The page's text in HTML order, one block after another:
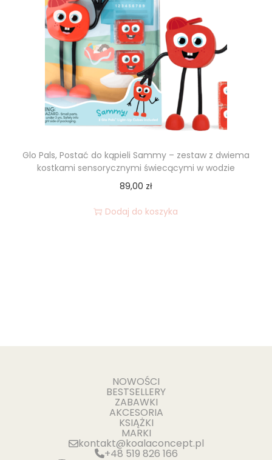
Glo Pals, Postać do kąpieli Sammy – zestaw z dwiema
kostkami sensorycznymi świecącymi w wodzie
89,00 zł
Dodaj do koszyka
kontakt@koalaconcept.pl
+48 519 826 166
NOWOŚCI
BESTSELLERY
ZABAWKI
AKCESORIA
KSIĄŻKI
MARKI